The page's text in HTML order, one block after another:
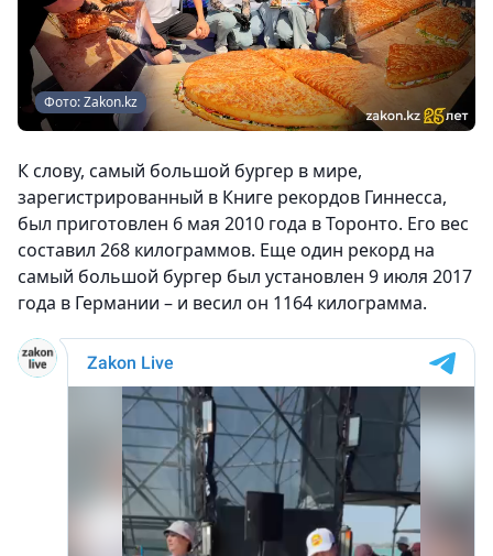
Фото: Zakon.kz
К слову, самый большой бургер в мире,
зарегистрированный в Книге рекордов Гиннесса,
был приготовлен 6 мая 2010 года в Торонто. Его вес
составил 268 килограммов. Еще один рекорд на
самый большой бургер был установлен 9 июля 2017
года в Германии – и весил он 1164 килограмма.